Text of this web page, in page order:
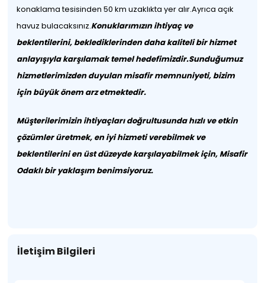
konaklama tesisinden 50 km uzaklıkta yer alır.Ayrıca açık
havuz bulacaksınız.Konuklarımızın ihtiyaç ve
beklentilerini, beklediklerinden daha kaliteli bir hizmet
anlayışıyla karşılamak temel hedefimizdir.Sunduğumuz
hizmetlerimizden duyulan misafir memnuniyeti, bizim
için büyük önem arz etmektedir.
Müşterilerimizin ihtiyaçları doğrultusunda hızlı ve etkin
çözümler üretmek, en iyi hizmeti verebilmek ve
beklentilerini en üst düzeyde karşılayabilmek için, Misafir
Odaklı bir yaklaşım benimsiyoruz.
İletişim Bilgileri